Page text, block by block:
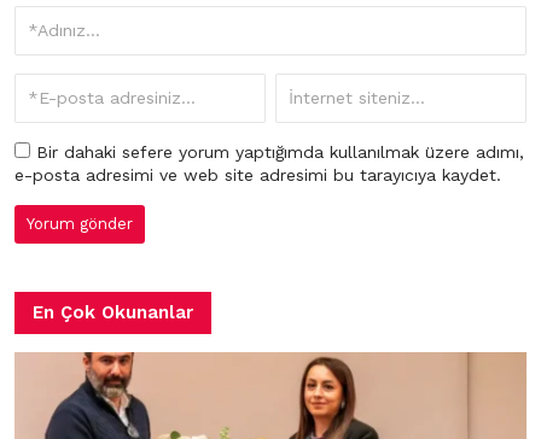
Bir dahaki sefere yorum yaptığımda kullanılmak üzere adımı,
e-posta adresimi ve web site adresimi bu tarayıcıya kaydet.
En Çok Okunanlar